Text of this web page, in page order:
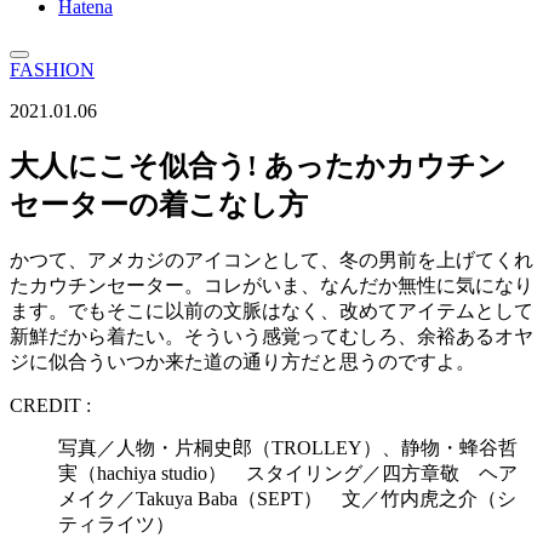
Hatena
FASHION
2021.01.06
大人にこそ似合う! あったかカウチン
セーターの着こなし方
かつて、アメカジのアイコンとして、冬の男前を上げてくれ
たカウチンセーター。コレがいま、なんだか無性に気になり
ます。でもそこに以前の文脈はなく、改めてアイテムとして
新鮮だから着たい。そういう感覚ってむしろ、余裕あるオヤ
ジに似合ういつか来た道の通り方だと思うのですよ。
CREDIT :
写真／人物・片桐史郎（TROLLEY）、静物・蜂谷哲
実（hachiya studio） スタイリング／四方章敬 ヘア
メイク／Takuya Baba（SEPT） 文／竹内虎之介（シ
ティライツ）